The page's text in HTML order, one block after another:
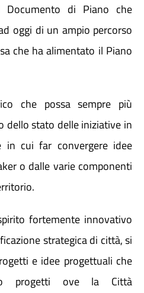
di Piano che
oggi di un ampio percorso
che ha alimentato il Piano
che possa sempre più
dello stato delle iniziative in
in cui far convergere idee
o dalle varie componenti
fortemente innovativo
strategica di città, si
e idee progettuali che
progetti ove la Città